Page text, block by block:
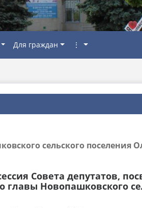
Для граждан ⋮
сельского поселения
Совета депутатов,
Новопашковского